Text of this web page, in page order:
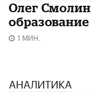
Олег
1 МИН.
АНАЛИТИКА